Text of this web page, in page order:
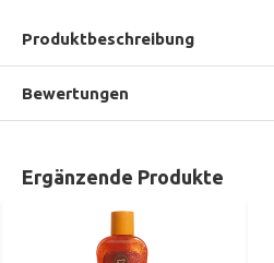
Produktbeschreibung
Bewertungen
Ergänzende Produkte